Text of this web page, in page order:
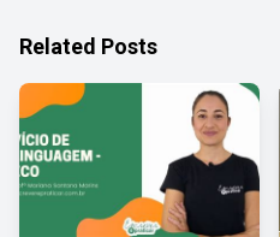
Related Posts